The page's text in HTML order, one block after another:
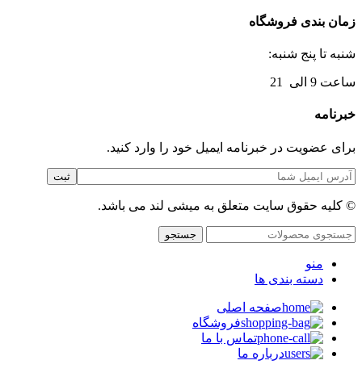
زمان بندی فروشگاه
شنبه تا پنج شنبه:
ساعت 9 الی 21
خبرنامه
برای عضویت در خبرنامه ایمیل خود را وارد کنید.
© کلیه حقوق سایت متعلق به میشی لند می باشد.
جستجو
منو
دسته بندی ها
صفحه اصلی
فروشگاه
تماس با ما
درباره ما